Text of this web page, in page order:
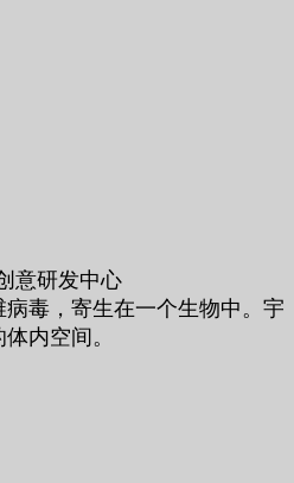
意研发中心
毒，寄生在一个生物中。宇
内空间。